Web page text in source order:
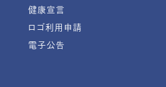
健康宣言
ロゴ利用申請
電子公告